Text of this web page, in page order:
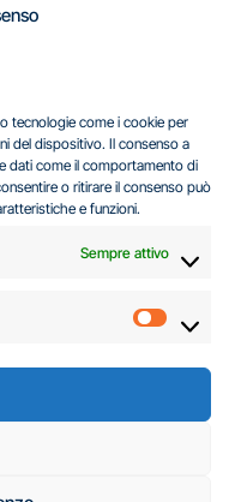
tecnologie come i cookie per
del dispositivo. Il consenso a
dati come il comportamento di
o ritirare il consenso può
e funzioni.
Sempre attivo
Tutti i diritti riservati
Italus